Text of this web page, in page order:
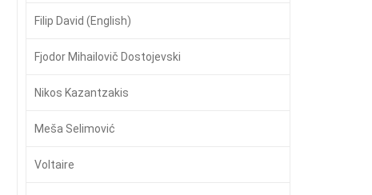
Filip David (English)
Fjodor Mihailovič Dostojevski
Nikos Kazantzakis
Meša Selimović
Voltaire